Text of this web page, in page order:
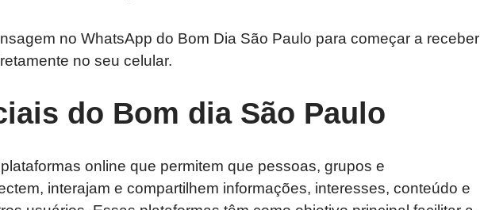
no WhatsApp do Bom Dia São Paulo para começar a receber
no seu celular.
do Bom dia São Paulo
online que permitem que pessoas, grupos e
interajam e compartilhem informações, interesses, conteúdo e